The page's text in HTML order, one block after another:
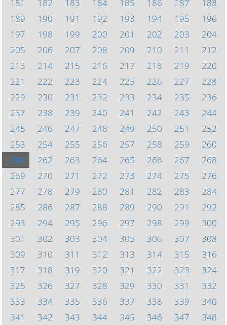
181
182 183 184 185 186 187
188
189
190 191 192 193 194 195
196
197
198 199 200 201 202 203
204
205
206 207 208 209 210 211
212
213
214 215 216 217 218 219
220
221
222 223 224 225 226 227
228
229
230 231 232 233 234 235
236
237
238 239 240 241 242 243
244
245
246 247 248 249 250 251
252
253
254 255 256 257 258 259
260
261
262 263 264 265 266 267
268
269
270 271 272 273 274 275
276
277
278 279 280 281 282 283
284
285
286 287 288 289 290 291
292
293
294 295 296 297 298 299
300
301
302 303 304 305 306 307
308
309
310 311 312 313 314 315
316
317
318 319 320 321 322 323
324
325
326 327 328 329 330 331
332
333
334 335 336 337 338 339
340
341
342 343 344 345 346 347 348